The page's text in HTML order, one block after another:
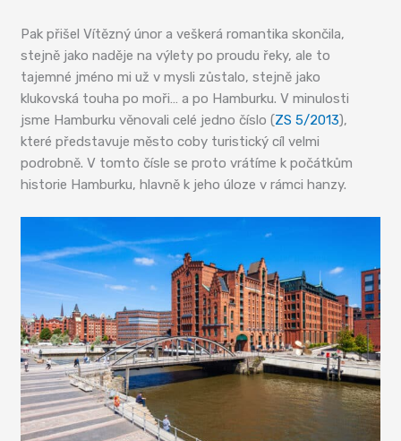
Pak přišel Vítězný únor a veškerá romantika skončila,
stejně jako naděje na výlety po proudu řeky, ale to
tajemné jméno mi už v mysli zůstalo, stejně jako
klukovská touha po moři… a po Hamburku. V minulosti
jsme Hamburku věnovali celé jedno číslo (ZS 5/2013),
které představuje město coby turistický cíl velmi
podrobně. V tomto čísle se proto vrátíme k počátkům
historie Hamburku, hlavně k jeho úloze v rámci hanzy.